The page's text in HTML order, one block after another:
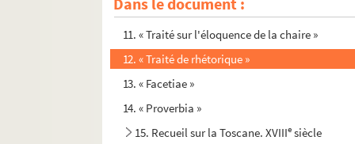
10. Recueil de droit
11. « Traité sur l'éloquence de la chaire »
12. « Traité de rhétorique »
13. « Facetiae »
14. « Proverbia »
15. Recueil sur la Toscane. XVIIIe siècle